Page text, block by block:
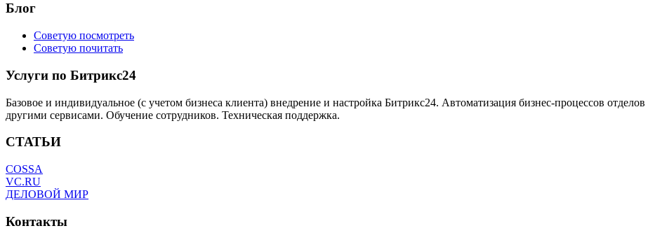
Блог
Советую посмотреть
Советую почитать
Услуги по Битрикс24
Базовое и индивидуальное (с учетом бизнеса клиента) внедрение и настройка Битрикс24. Автоматизация бизнес-процессов
другими сервисами. Обучение сотрудников. Техническая поддержка.
СТАТЬИ
COSSA
VC.RU
ДЕЛОВОЙ МИР
Контакты